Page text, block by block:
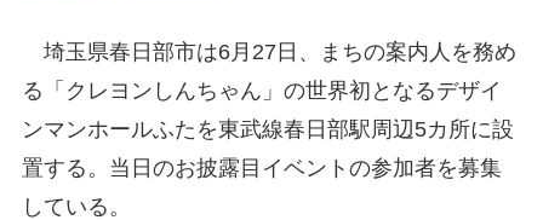
埼玉県春日部市は6月27日、まちの案内人を務め
る「クレヨンしんちゃん」の世界初となるデザイ
ンマンホールふたを東武線春日部駅周辺5カ所に設
置する。当日のお披露目イベントの参加者を募集
している。